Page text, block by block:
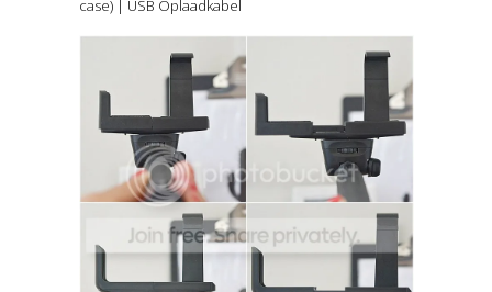
case) | USB Oplaadkabel